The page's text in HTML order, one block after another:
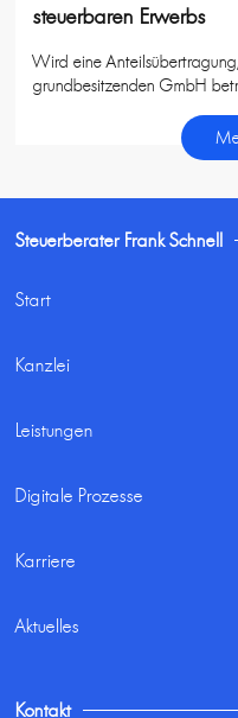
steuerbaren Erwerbs
Wird eine
grundbesitzenden GmbH
Steuerberater Frank Schnell
Start
Kanzlei
Leistungen
Digitale Prozesse
Karriere
Aktuelles
Kontakt